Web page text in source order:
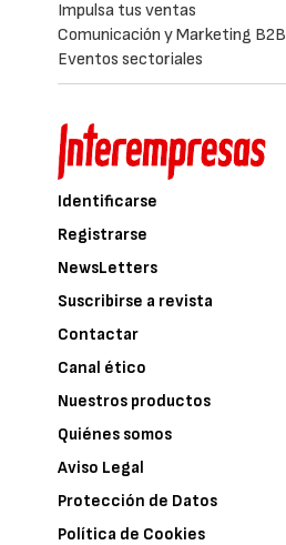
Impulsa tus ventas
Comunicación y Marketing B2B
Eventos sectoriales
Identificarse
Registrarse
NewsLetters
Suscribirse a revista
Contactar
Canal ético
Nuestros productos
Quiénes somos
Aviso Legal
Protección de Datos
Política de Cookies